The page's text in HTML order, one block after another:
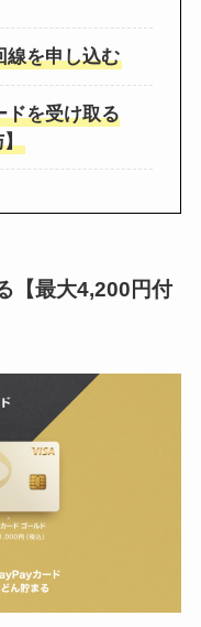
線を申し込む
ドを受け取る
】
【最大4,200円付